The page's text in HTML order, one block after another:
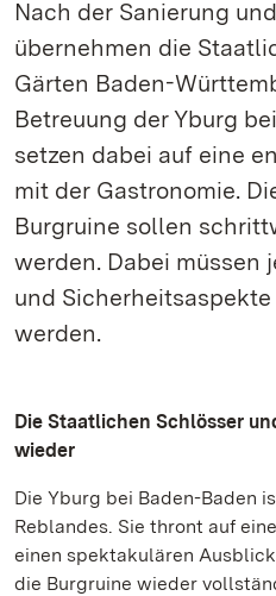
Nach der Sanierung
übernehmen die
Gärten Baden-
Betreuung der Yburg
setzen dabei auf eine
mit der Gastronomie.
Burgruine sollen
werden. Dabei müssen
und
werden.
Die Staatlichen Schlösser
wieder
Die Yburg bei Baden-Baden
Reblandes. Sie thront auf
einen spektakulären
die Burgruine wieder